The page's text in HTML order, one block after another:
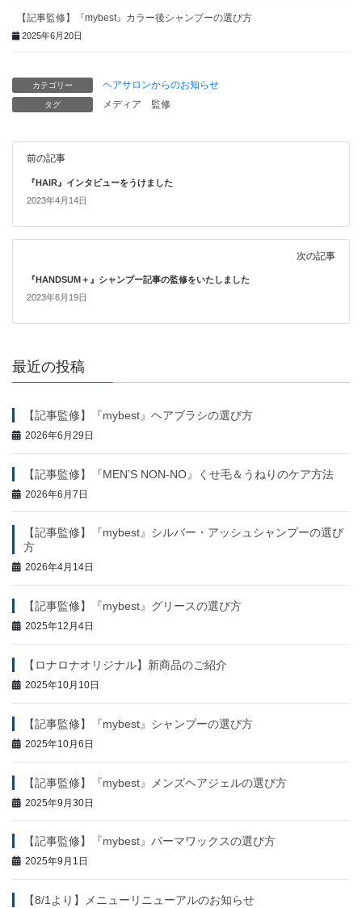
【記事監修】『mybest』カラー後シャンプーの選び方
2025年6月20日
カテゴリー ヘアサロンからのお知らせ
タグ メディア 監修
前の記事
『HAIR』インタビューをうけました
2023年4月14日
次の記事
『HANDSUM＋』シャンプー記事の監修をいたしました
2023年6月19日
最近の投稿
【記事監修】『mybest』ヘアブラシの選び方
2026年6月29日
【記事監修】『MEN’S NON-NO』くせ毛＆うねりのケア方法
2026年6月7日
【記事監修】『mybest』シルバー・アッシュシャンプーの選び
方
2026年4月14日
【記事監修】『mybest』グリースの選び方
2025年12月4日
【ロナロナオリジナル】新商品のご紹介
2025年10月10日
【記事監修】『mybest』シャンプーの選び方
2025年10月6日
【記事監修】『mybest』メンズヘアジェルの選び方
2025年9月30日
【記事監修】『mybest』パーマワックスの選び方
2025年9月1日
【8/1より】メニューリニューアルのお知らせ